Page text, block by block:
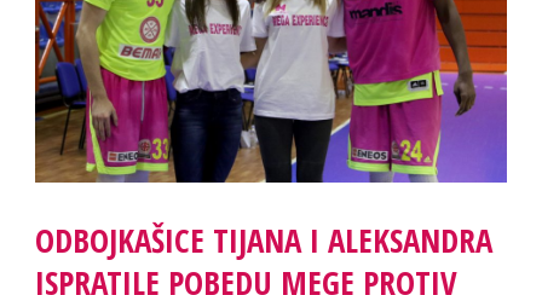
ODBOJKAŠICE TIJANA I ALEKSANDRA
ISPRATILE POBEDU MEGE PROTIV